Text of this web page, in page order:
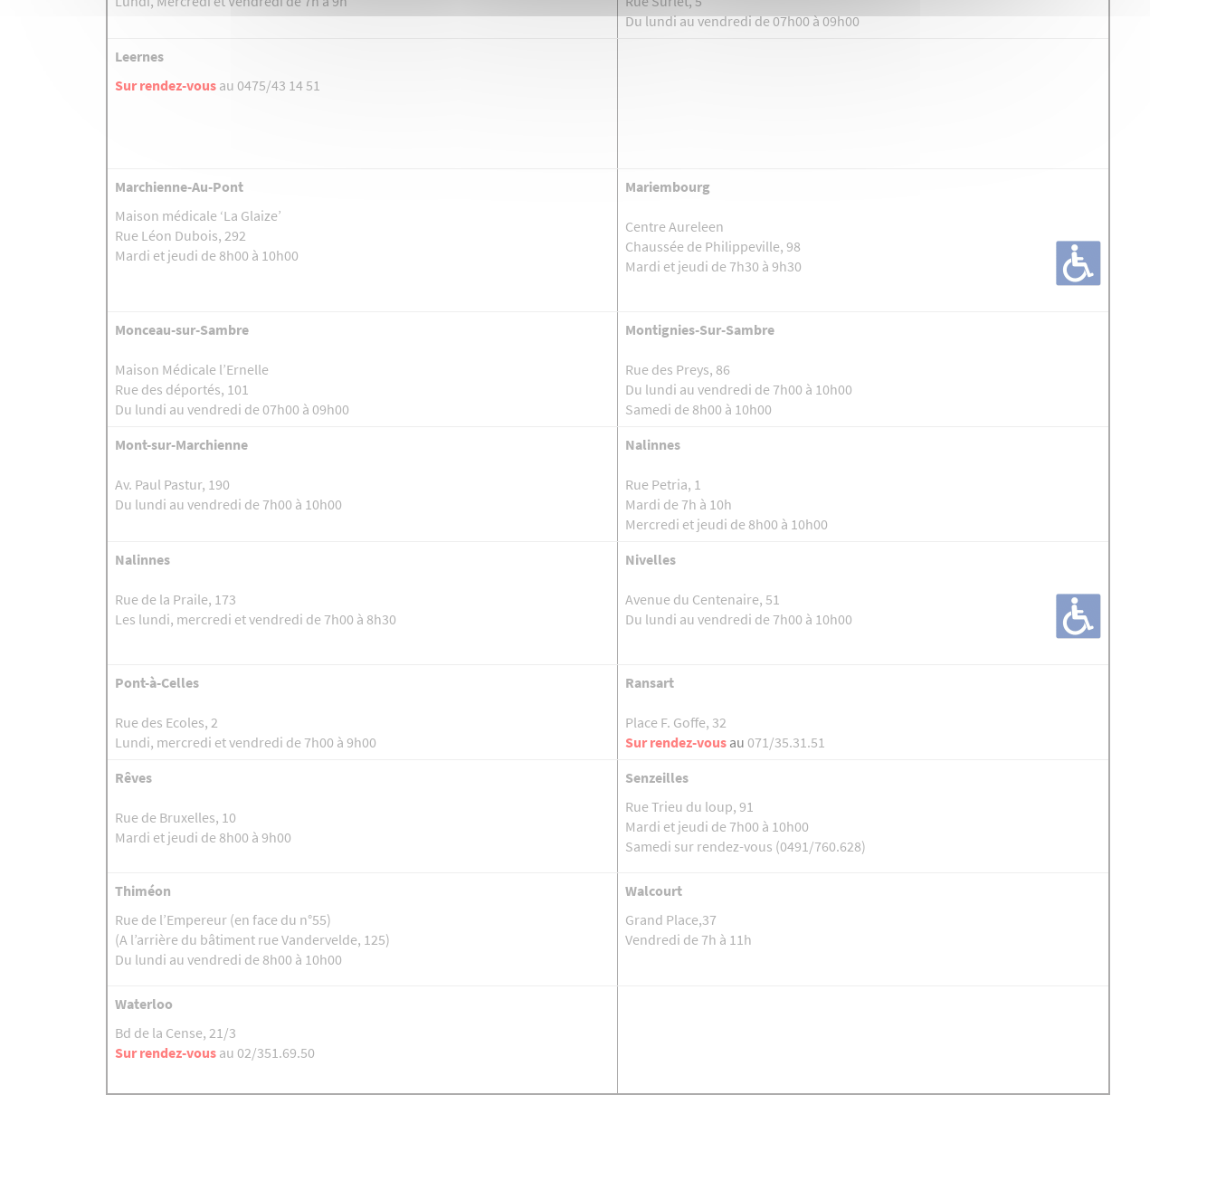
Du lundi au vendredi de 07h00 à 09h00
Leernes
Sur rendez-vous au 0475/43 14 51
Marchienne-Au-Pont
Maison médicale ‘La Glaize’
Rue Léon Dubois, 292
Mardi et jeudi de 8h00 à 10h00
Mariembourg
Centre Aureleen
Chaussée de Philippeville, 98
Mardi et jeudi de 7h30 à 9h30
Monceau-sur-Sambre
Maison Médicale l’Ernelle
Rue des déportés, 101
Du lundi au vendredi de 07h00 à 09h00
Montignies-Sur-Sambre
Rue des Preys, 86
Du lundi au vendredi de 7h00 à 10h00
Samedi de 8h00 à 10h00
Mont-sur-Marchienne
Av. Paul Pastur, 190
Du lundi au vendredi de 7h00 à 10h00
Nalinnes
Rue Petria, 1
Mardi de 7h à 10h
Mercredi et jeudi de 8h00 à 10h00
Nalinnes
Rue de la Praile, 173
Les lundi, mercredi et vendredi de 7h00 à 8h30
Nivelles
Avenue du Centenaire, 51
Du lundi au vendredi de 7h00 à 10h00
Pont-à-Celles
Rue des Ecoles, 2
Lundi, mercredi et vendredi de 7h00 à 9h00
Ransart
Place F. Goffe, 32
Sur rendez-vous au 071/35.31.51
Rêves
Rue de Bruxelles, 10
Mardi et jeudi de 8h00 à 9h00
Senzeilles
Rue Trieu du loup, 91
Mardi et jeudi de 7h00 à 10h00
Samedi sur rendez-vous (0491/760.628)
Thiméon
Rue de l’Empereur (en face du n°55)
(A l’arrière du bâtiment rue Vandervelde, 125)
Du lundi au vendredi de 8h00 à 10h00
Walcourt
Grand Place,37
Vendredi de 7h à 11h
Waterloo
Bd de la Cense, 21/3
Sur rendez-vous au 02/351.69.50